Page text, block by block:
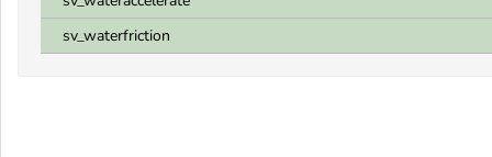
sv_waterfriction